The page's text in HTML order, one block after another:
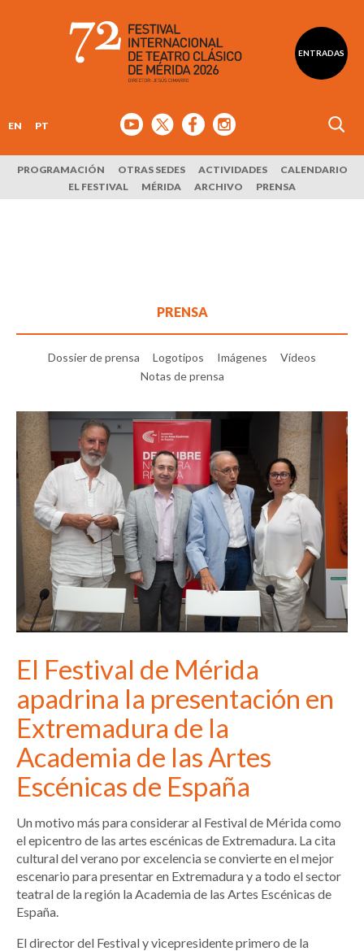
ENTRADAS
EN PT
PROGRAMACIÓN OTRAS SEDES ACTIVIDADES
CALENDARIO
EL FESTIVAL
MÉRIDA ARCHIVO PRENSA
PRENSA
Dossier de prensa Logotipos Imágenes
Vídeos
Notas de prensa
El Festival de Mérida
apadrina la presentación en
Extremadura de la
Academia de las Artes
Escénicas de España
Un motivo más para considerar al Festival de Mérida como
el epicentro de las artes escénicas de Extremadura. La cita
cultural del verano por excelencia se convierte en el mejor
escenario para presentar en Extremadura y a todo el sector
teatral de la región la Academia de las Artes Escénicas de
España.
El director del Festival y vicepresidente primero de la